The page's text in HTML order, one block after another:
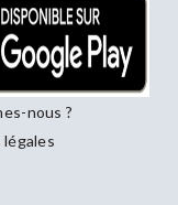
nous ?